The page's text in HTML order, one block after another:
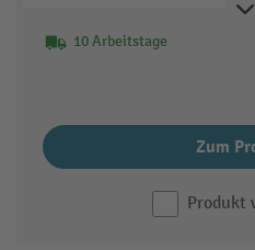
10 Arbeitstage
Zum
Produkt